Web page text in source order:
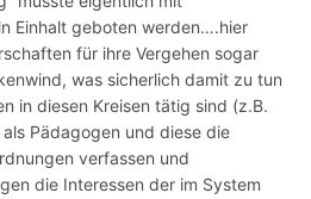
Einhalt geboten werden….hier
für ihre Vergehen sogar
was sicherlich damit zu tun
in diesen Kreisen tätig sind (z.B.
als Pädagogen und diese die
verfassen und
die Interessen der im System